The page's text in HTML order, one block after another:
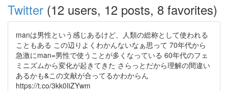
Twitter (12 users, 12 posts, 8 favorites)
manは男性という感じあるけど、人類の総称として使われる
こともある この辺りよくわかんないなぁ思って 70年代から
急激にman=男性で使うことが多くなっている 60年代のフェ
ミニズムから変化が起きてきた さらっとだから理解の間違い
あるかも&この文献が合ってるかわからん
https://t.co/3kk0IiZYwm